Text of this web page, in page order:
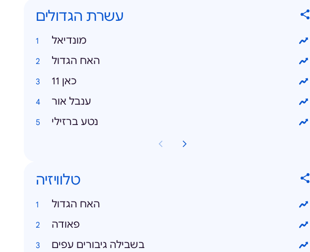
עשרת הגדולים
מונדיאל
האח הגדול
כאן 11
ענבל אור
נטע ברזילי
טלוויזיה
האח הגדול
פאודה
בשבילה גיבורים עפים